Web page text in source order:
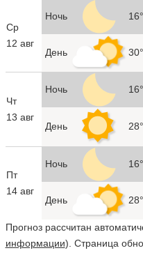
Ср
12 авг
Ночь 16°
День 30°
Чт
13 авг
Ночь 16°
День 28°
Пт
14 авг
Ночь 16°
День 28°
Прогноз рассчитан
информации). Страница